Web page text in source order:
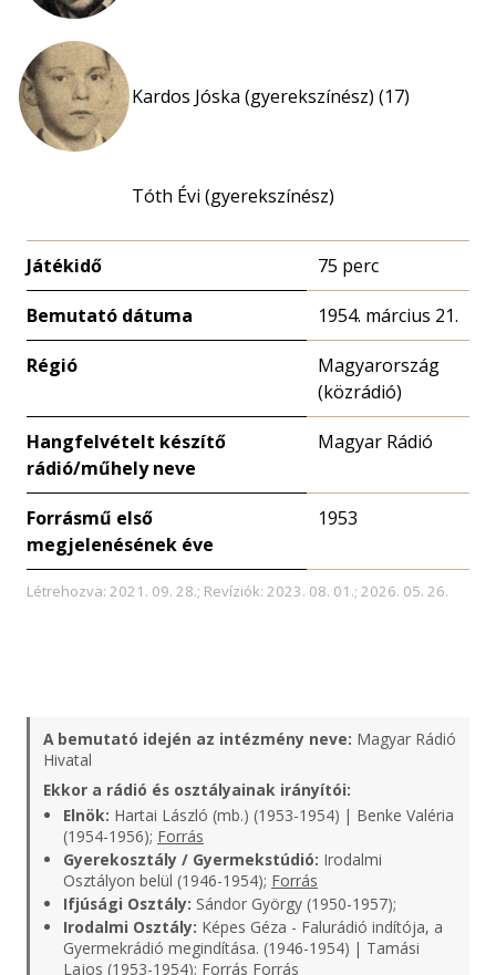
Kardos Jóska (gyerekszínész) (17)
Tóth Évi (gyerekszínész)
Játékidő 75 perc
Bemutató dátuma 1954. március 21.
Régió
Magyarország
(közrádió)
Hangfelvételt készítő
rádió/műhely neve
Magyar Rádió
Forrásmű első
megjelenésének éve
1953
Létrehozva: 2021. 09. 28.; Revíziók: 2023. 08. 01.; 2026. 05. 26.
A bemutató idején az intézmény neve: Magyar Rádió
Hivatal
Ekkor a rádió és osztályainak irányítói:
Elnök: Hartai László (mb.) (1953-1954) | Benke Valéria
(1954-1956); Forrás
Gyerekosztály / Gyermekstúdió: Irodalmi
Osztályon belül (1946-1954); Forrás
Ifjúsági Osztály: Sándor György (1950-1957);
Irodalmi Osztály: Képes Géza - Falurádió indítója, a
Gyermekrádió megindítása. (1946-1954) | Tamási
Lajos (1953-1954); Forrás Forrás